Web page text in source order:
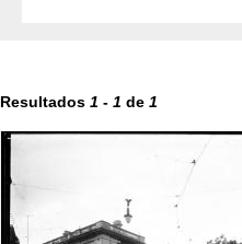
Resultados 1 - 1 de 1